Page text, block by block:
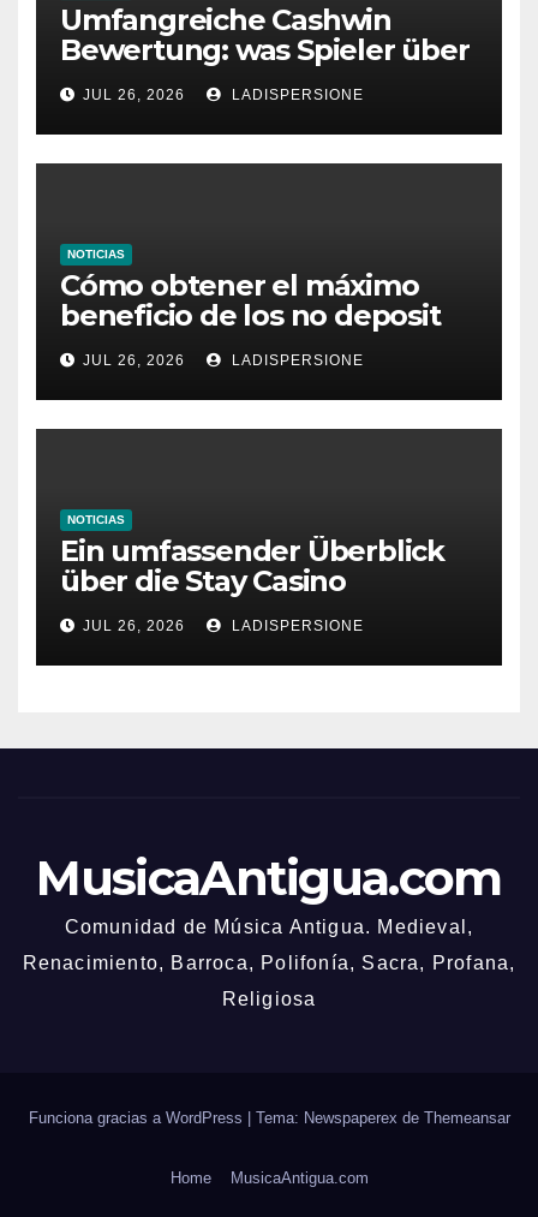
Umfangreiche Cashwin
Bewertung: was Spieler über
dieses Casino denken
JUL 26, 2026 LADISPERSIONE
NOTICIAS
Cómo obtener el máximo
beneficio de los no deposit
bonus codes de roby casino
JUL 26, 2026 LADISPERSIONE
NOTICIAS
Ein umfassender Überblick
über die Stay Casino
Bonusbedingungen
JUL 26, 2026 LADISPERSIONE
MusicaAntigua.com
Comunidad de Música Antigua. Medieval,
Renacimiento, Barroca, Polifonía, Sacra, Profana,
Religiosa
Funciona gracias a WordPress Tema: Newspaperex de Themeansar
Home MusicaAntigua.com